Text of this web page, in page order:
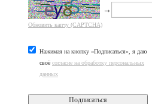
→
Обновить капчу (CAPTCHA)
Нажимая на кнопку «Подписаться», я даю
своё согласие на обработку персональных
данных
Подписаться